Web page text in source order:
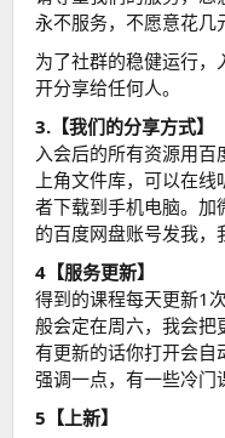
永不服务，不愿意花几
为了社群的稳健运行
开分享给任何人。
3.【我们的分享方式】
入会后的所有资源用百
上角文件库，可以在
者下载到手机电脑。加
的百度网盘账号发我，
4【服务更新】
得到的课程每天更新1
般会定在周六，我会把
有更新的话你打开会自
强调一点，有一些冷门
5【上新】